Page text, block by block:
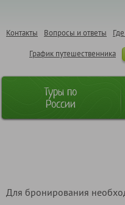
Вопросы и ответы
Контакты
График путешественника
Туры по
России
Для бронирования